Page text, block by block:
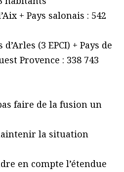
+ Pays salonais : 542
(3 EPCI) + Pays de
Provence : 338 743
faire de la fusion un
la situation
en compte l’étendue